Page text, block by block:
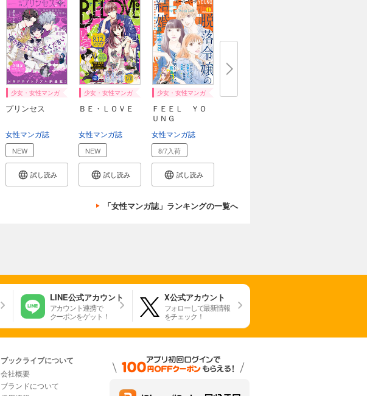
少女・女性マンガ
プリンセス
女性マンガ誌
NEW
試し読み
少女・女性マンガ
ＢＥ・ＬＯＶＥ
女性マンガ誌
NEW
試し読み
少女・女性マンガ
ＦＥＥＬ ＹＯ
ＵＮＧ
女性マンガ誌
8/7入荷
試し読み
「女性マンガ誌」ランキングの一覧へ
LINE公式アカウント
アカウント連携で
クーポンをゲット！
X公式アカウント
フォローして最新情報
をチェック！
ブックライブについて
会社概要
ブランドについて